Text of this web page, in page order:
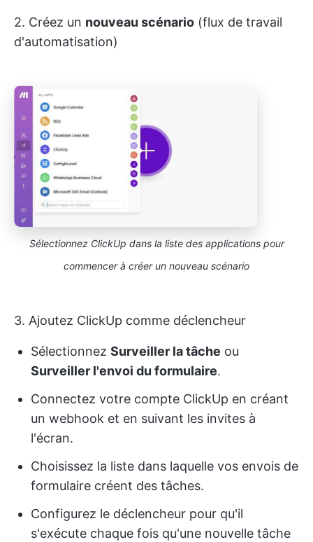
2. Créez un nouveau scénario (flux de travail
d'automatisation)
Sélectionnez ClickUp dans la liste des applications pour
commencer à créer un nouveau scénario
3. Ajoutez ClickUp comme déclencheur
Sélectionnez Surveiller la tâche ou
Surveiller l'envoi du formulaire.
Connectez votre compte ClickUp en créant
un webhook et en suivant les invites à
l'écran.
Choisissez la liste dans laquelle vos envois de
formulaire créent des tâches.
Configurez le déclencheur pour qu'il
s'exécute chaque fois qu'une nouvelle tâche